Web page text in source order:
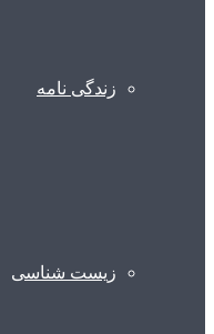
زندگی نامه
زیست شناسی